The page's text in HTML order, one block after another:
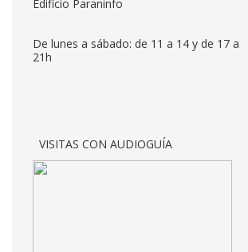
Edificio Paraninfo
De lunes a sábado: de 11 a 14 y de 17 a
21h
VISITAS CON AUDIOGUÍA